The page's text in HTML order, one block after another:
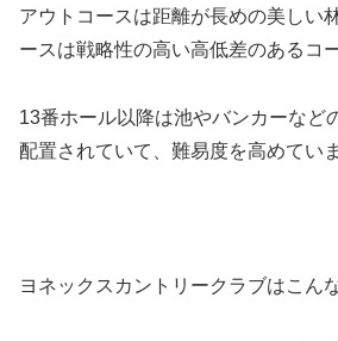
アウトコースは距離が長めの美しい
ースは戦略性の高い高低差のあるコ
13番ホール以降は池やバンカーなど
配置されていて、難易度を高めていま
ヨネックスカントリークラブはこん